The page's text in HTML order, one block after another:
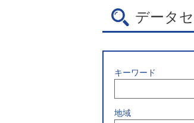
データ
キーワード
地域